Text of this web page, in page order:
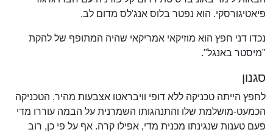
פיאטיגורסקי. הוא נפטר בלוס אנג'לס מדום לב.
נכדו דני חפץ הוא מוזיקאי אמריקאי שהיה המתופף של להקת
"מיסטר באנגל".
סגנון
לחפץ הייתה טכניקה ללא דופי וויבראטו אצבעות מהיר. הטכניקה
הכמעט-מושלמת שלו והתנהגותו השמרנית על הבמה עוררו מדי
פעם טענות שנגינתו מכנית מדי, אפילו קרה. אף על פי כן, רוב